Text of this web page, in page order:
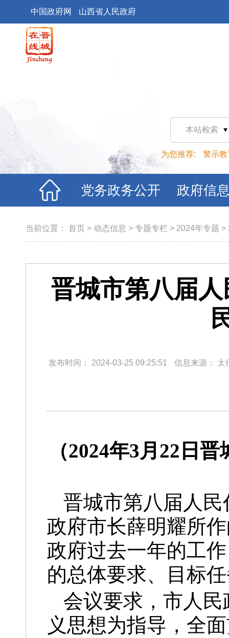
中国政府网 山西省人民政府
本站检索
为您推荐: 警示教
党务政务公开 政府信
当前位置： 首页 > 动态信息 > 专题专栏 > 2024年专题 >
晋城市第八届
发布时间： 2024-03-25 09:25:51 信息来源： 太
（2024年3月22日
晋城市第八届人
政府市长薛明耀所
政府过去一年的工
的总体要求、目标
会议要求，市人
义思想为指导，全